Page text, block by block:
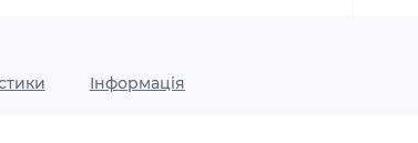
Iнформація